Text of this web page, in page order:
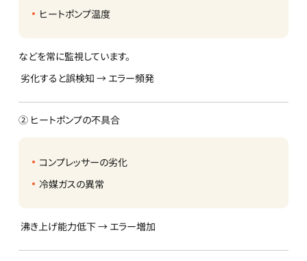
ヒートポンプ温度
などを常に監視しています。
劣化すると誤検知 → エラー頻発
② ヒートポンプの不具合
コンプレッサーの劣化
冷媒ガスの異常
沸き上げ能力低下 → エラー増加